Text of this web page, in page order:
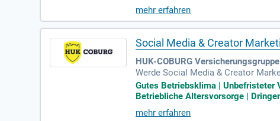
mehr erfahren
Social Media & Creator
HUK-COBURG
Werde Social Media & Creator
t du ab sofort gefragt. Deine
ampagnen. Du etablierst und
bildung im Marketing sowie
mischen Umfeld zu wachsen und
Gutes Betriebsklima | Unbefristeter
Betriebliche Altersvorsorge |
mehr erfahren